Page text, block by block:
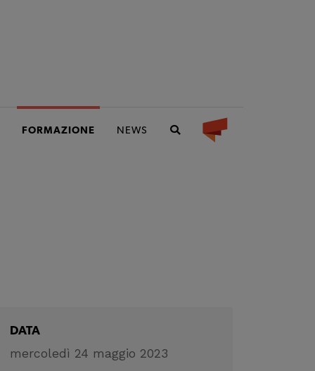
FORMAZIONE NEWS
DATA
mercoledì 24 maggio 2023